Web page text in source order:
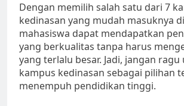
Dengan memilih salah satu dari 7
kedinasan yang mudah masuknya
mahasiswa dapat mendapatkan
yang berkualitas tanpa harus
yang terlalu besar. Jadi, jangan
kampus kedinasan sebagai pilihan
menempuh pendidikan tinggi.